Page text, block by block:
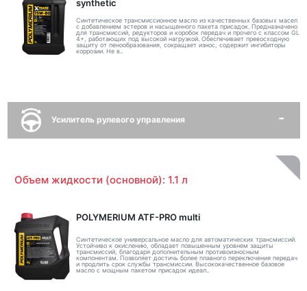
synthetic
Синтетическое трансмиссионное масло из качественных базовых масел
с добавлением эстеров и насыщенного пакета присадок. Предназначено
для трансмиссий, редукторов и коробок передач и прочего с классом GL
4+, работающих под высокой нагрузкой. Обеспечивает превосходную
защиту от пенообразования, сокращает износ, содержит ингибиторы
коррозии. Не в..
Усилитель рулевого управления
Объем жидкости (основной): 1.1 л
POLYMERIUM ATF-PRO multi
Синтетическое универсальное масло для автоматических трансмиссий.
Устойчиво к окислению, обладает повышенным уровнем защиты
трансмиссий, благодаря дополнительным противоизносным
компонентам. Позволяет достичь более плавного переключения передач
и продлить срок службы трансмиссии. Высококачественное базовое
масло с мощным пакетом присадок идеал..